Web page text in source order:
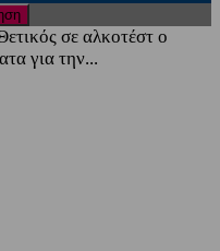
σε αλκοτέστ ο
για την...